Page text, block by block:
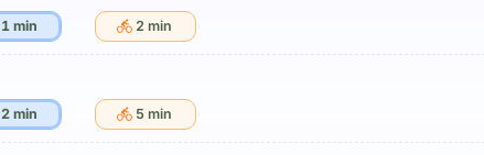
1 min 2 min
2 min 5 min